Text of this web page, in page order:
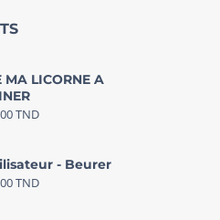
MA LICORNE A
TND
- Beurer
TND